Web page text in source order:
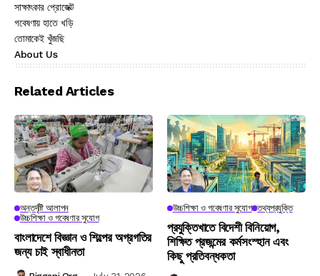
সাক্ষাৎকার প্রোজেক্ট
গবেষণায় হাতে খড়ি
তোমাকেই খুঁজছি
About Us
Related Articles
অন্তর্দৃষ্টি আলাপন
উচ্চশিক্ষা ও গবেষণার সুযোগ
বাংলাদেশে বিজ্ঞান ও শিল্পের অগ্রগতির
জন্য চাই স্বাধীনতা
উচ্চশিক্ষা ও গবেষণার সুযোগ তথ্যপ্রযুক্তি
প্রযুক্তিখাতে বিদেশী বিনিয়োগ,
শিক্ষিত প্রজন্মের কর্মসংস্হান এবং
কিছু প্রতিবন্ধকতা